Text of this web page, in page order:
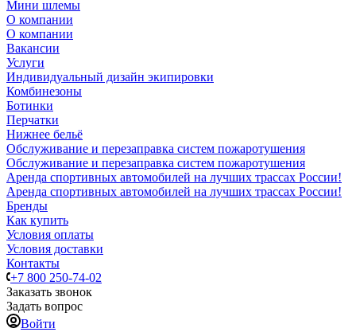
Мини шлемы
О компании
О компании
Вакансии
Услуги
Индивидуальный дизайн экипировки
Комбинезоны
Ботинки
Перчатки
Нижнее бельё
Обслуживание и перезаправка систем пожаротушения
Обслуживание и перезаправка систем пожаротушения
Аренда спортивных автомобилей на лучших трассах России!
Аренда спортивных автомобилей на лучших трассах России!
Бренды
Как купить
Условия оплаты
Условия доставки
Контакты
+7 800 250-74-02
Заказать звонок
Задать вопрос
Войти